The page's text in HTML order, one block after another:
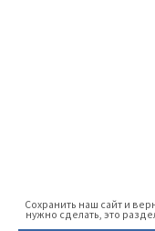
Сохранить наш сайт и
нужно сделать, это